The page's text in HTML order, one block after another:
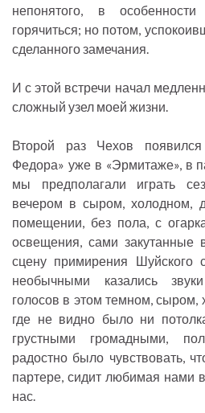
непонятого, в
горячиться; но потом,
сделанного замечания.
И с этой встречи начал
сложный узел моей жизни.
Второй раз Чехов
Федора» уже в «Эрмитаже», в
мы предполагали играть
вечером в сыром, холодном,
помещении, без пола, с
освещения, сами закутанные
сцену примирения Шуйского
необычными казались
голосов в этом темном, сыром,
где не видно было ни
грустными громадными,
радостно было чувствовать,
партере, сидит любимая нами
нас.